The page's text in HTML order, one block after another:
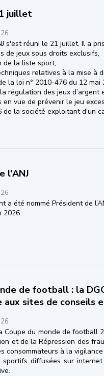
juillet
s'est réuni le 21 juillet. Il a
de jeux sous droits exclusifs,
de la liste sport,
relatives à la mise à
la loi n° 2010-476 du 12 mai
régulation des jeux d’argent
en vue de prévenir le jeu
de la société exploitant d'un
l'ANJ
a été nommé Président de
2026.
de football : la
aux sites de conseils
Coupe du monde de football
et de la Répression des
consommateurs à la
sportifs diffusées sur